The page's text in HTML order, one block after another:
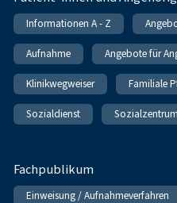
Informationen A - Z
Aufnahme Angebote für
Klinikwegweiser Familiale
Sozialdienst Sozialzentrum
Fachpublikum
Einweisung / Aufnahmeverfahren